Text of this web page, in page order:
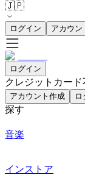
🇯🇵
ログイン アカウン
ログイン
クレジットカード
アカウント作成 ロ
探す
音楽
インストア